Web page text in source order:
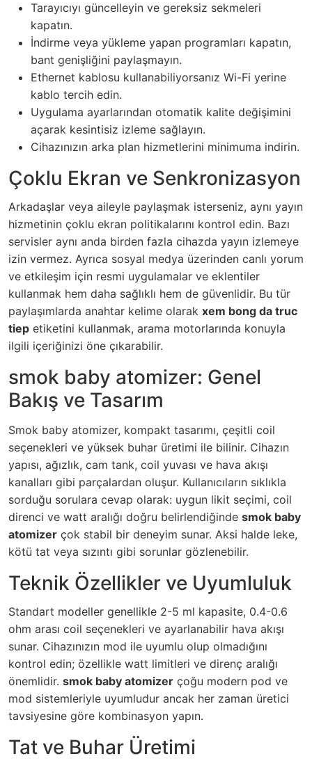
Tarayıcıyı güncelleyin ve gereksiz sekmeleri
kapatın.
İndirme veya yükleme yapan programları kapatın,
bant genişliğini paylaşmayın.
Ethernet kablosu kullanabiliyorsanız Wi-Fi yerine
kablo tercih edin.
Uygulama ayarlarından otomatik kalite değişimini
açarak kesintisiz izleme sağlayın.
Cihazınızın arka plan hizmetlerini minimuma indirin.
Çoklu Ekran ve Senkronizasyon
Arkadaşlar veya aileyle paylaşmak isterseniz, aynı yayın
hizmetinin çoklu ekran politikalarını kontrol edin. Bazı
servisler aynı anda birden fazla cihazda yayın izlemeye
izin vermez. Ayrıca sosyal medya üzerinden canlı yorum
ve etkileşim için resmi uygulamalar ve eklentiler
kullanmak hem daha sağlıklı hem de güvenlidir. Bu tür
paylaşımlarda anahtar kelime olarak xem bong da truc
tiep etiketini kullanmak, arama motorlarında konuyla
ilgili içeriğinizi öne çıkarabilir.
smok baby atomizer: Genel
Bakış ve Tasarım
Smok baby atomizer, kompakt tasarımı, çeşitli coil
seçenekleri ve yüksek buhar üretimi ile bilinir. Cihazın
yapısı, ağızlık, cam tank, coil yuvası ve hava akışı
kanalları gibi parçalardan oluşur. Kullanıcıların sıklıkla
sorduğu sorulara cevap olarak: uygun likit seçimi, coil
direnci ve watt aralığı doğru belirlendiğinde smok baby
atomizer çok stabil bir deneyim sunar. Aksi halde leke,
kötü tat veya sızıntı gibi sorunlar gözlenebilir.
Teknik Özellikler ve Uyumluluk
Standart modeller genellikle 2-5 ml kapasite, 0.4-0.6
ohm arası coil seçenekleri ve ayarlanabilir hava akışı
sunar. Cihazınızın mod ile uyumlu olup olmadığını
kontrol edin; özellikle watt limitleri ve direnç aralığı
önemlidir. smok baby atomizer çoğu modern pod ve
mod sistemleriyle uyumludur ancak her zaman üretici
tavsiyesine göre kombinasyon yapın.
Tat ve Buhar Üretimi